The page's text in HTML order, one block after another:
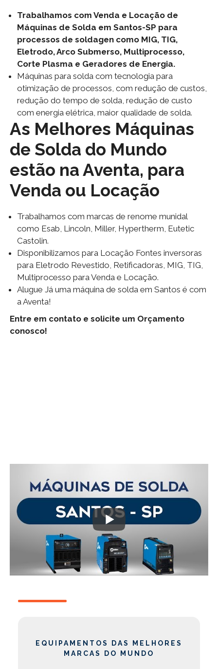
Trabalhamos com Venda e Locação de
Máquinas de Solda em Santos-SP para
processos de soldagen como MIG, TIG,
Eletrodo, Arco Submerso, Multiprocesso,
Corte Plasma e Geradores de Energia.
Máquinas para solda com tecnologia para
otimização de processos, com redução de custos,
redução do tempo de solda, redução de custo
com energia elétrica, maior qualidade de solda.
As Melhores Máquinas
de Solda do Mundo
estão na Aventa, para
Venda ou Locação
Trabalhamos com marcas de renome munidal
como Esab, Lincoln, Miller, Hypertherm, Eutetic
Castolin.
Disponibilizamos para Locação Fontes inversoras
para Eletrodo Revestido, Retificadoras, MIG, TIG,
Multiprocesso para Venda e Locação.
Alugue Já uma máquina de solda em Santos é com
a Aventa!
Entre em contato e solicite um Orçamento
conosco!
EQUIPAMENTOS DAS MELHORES
MARCAS DO MUNDO